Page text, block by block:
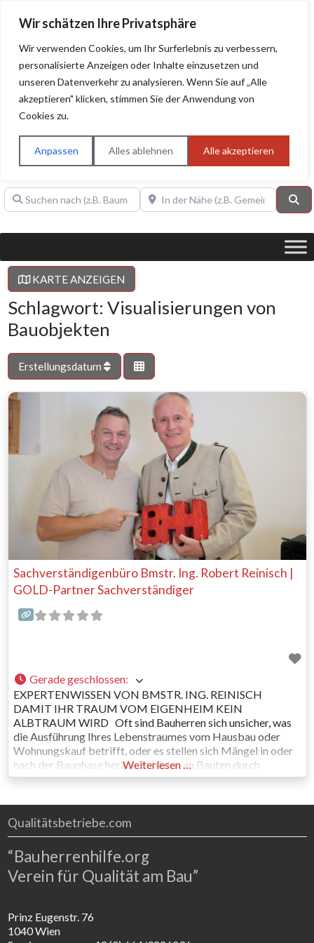
Wir schätzen Ihre Privatsphäre
Wir verwenden Cookies, um Ihr Surferlebnis zu verbessern,
personalisierte Anzeigen oder Inhalte einzusetzen und
unseren Datenverkehr zu analysieren. Wenn Sie auf „Alle
akzeptieren" klicken, stimmen Sie der Anwendung von
Cookies zu.
Anpassen Alles ablehnen Alle akzeptieren
BAUHERRENHILFE.orgQualitätssiegel!
Sie finden hier nur Qualitätsbetriebe, die mit dem DIAMANT,
PLATIN, GOLD, SILBER, ANWÄRTER "Bauherrenhilfe.org-
Qualitätssiegel" ausgezeichnet sind.
Suchen nach (z.B. Baumeister oder Dachdecker)In der Nähe (z.B. Gemeinde Baden)
KARTE ANZEIGEN
Schlagwort: Visualisierungen von
Bauobjekten
Erstellungsdatum
Sachverständigenbüro Bmstr. Ing. Robert Reinisch |
GOLD-Partner Sachverständiger
Gerade geschlossen:
EXPERTENWISSEN VON BMSTR. ING. REINISCH
DAMIT IHR TRAUM VOM EIGENHEIM KEIN
ALBTRAUM WIRD Oft sind Bauherren sich unsicher, was
die Ausführung Ihres Lebenstraumes vom Hausbau oder
Wohnungskauf betrifft, oder es stellen sich Mängel in oder
nach der Bauphase heraus. Schäden an Bauten durch
unsachgemäße Fertigungsleistungen beeinflussen vielfach
gesundheitlichen
Weiterlesen …
Qualitätsbetriebe.com
“Bauherrenhilfe.org
Verein für Qualität am Bau”
Prinz Eugenstr. 76
1040 Wien